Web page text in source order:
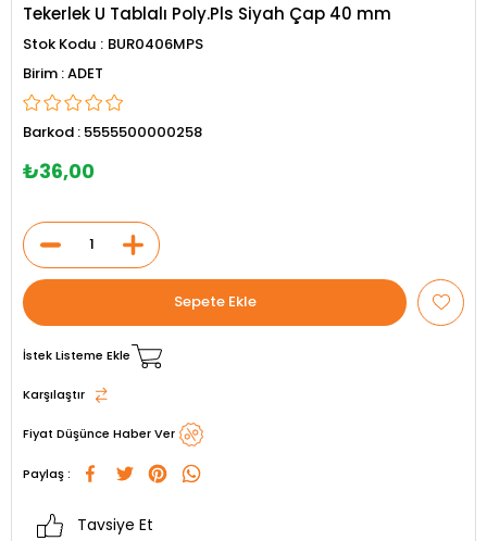
Tekerlek U Tablalı Poly.Pls Siyah Çap 40 mm
Stok Kodu
BUR0406MPS
ADET
Barkod : 5555500000258
₺36,00
İstek Listeme Ekle
Karşılaştır
Fiyat Düşünce Haber Ver
Paylaş :
Tavsiye Et